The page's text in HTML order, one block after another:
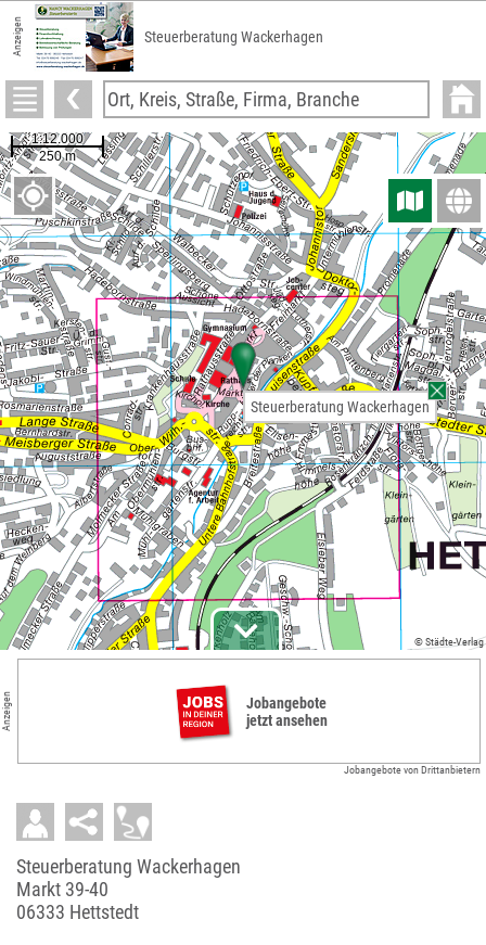
Anzeigen Steuerberatung Wackerhagen
© Städte-Verlag
Steuerberatung Wackerhagen
Anzeigen
Jobangebote
jetzt ansehen
Jobangebote von Drittanbietern
Steuerberatung Wackerhagen
Markt 39-40
06333 Hettstedt